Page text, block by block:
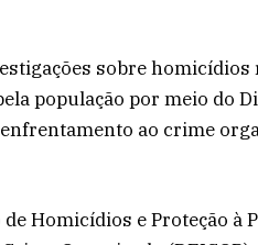
sobre homicídios
população por meio do
ao crime
Homicídios e Proteção à